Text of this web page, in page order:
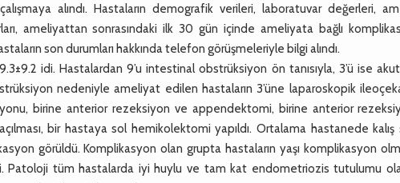
alındı. Hastaların demografik verileri, laboratuvar değerleri,
ameliyattan sonrasındaki ilk 30 gün içinde ameliyata bağlı
son durumları hakkında telefon görüşmeleriyle bilgi alındı.
idi. Hastalardan 9’u intestinal obstrüksiyon ön tanısıyla, 3’ü ise
nedeniyle ameliyat edilen hastaların 3’üne laparoskopik
birine anterior rezeksiyon ve appendektomi, birine anterior
bir hastaya sol hemikolektomi yapıldı. Ortalama hastanede kalış
görüldü. Komplikasyon olan grupta hastaların yaşı komplikasyon
Patoloji tüm hastalarda iyi huylu ve tam kat endometriozis tutulumu